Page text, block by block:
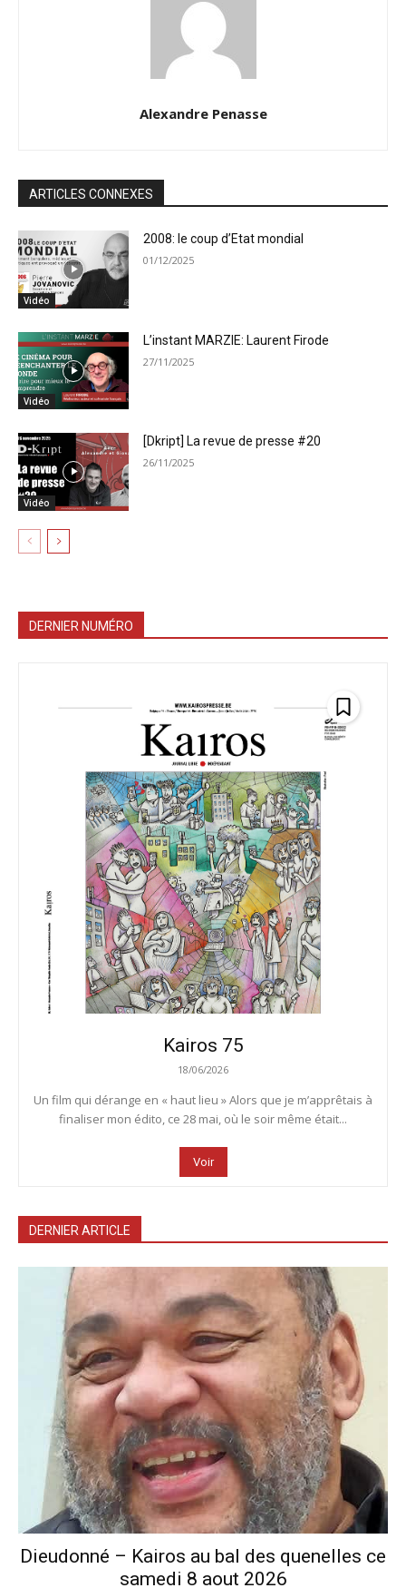
Alexandre Penasse
ARTICLES CONNEXES
Vidéo
2008: le coup d’Etat mondial
01/12/2025
Vidéo
L’instant MARZIE: Laurent Firode
27/11/2025
Vidéo
[Dkript] La revue de presse #20
26/11/2025
DERNIER NUMÉRO
Kairos 75
18/06/2026
Un film qui dérange en « haut lieu » Alors que je m’apprêtais à
finaliser mon édito, ce 28 mai, où le soir même était...
Voir
DERNIER ARTICLE
Dieudonné – Kairos au bal des quenelles ce
samedi 8 aout 2026